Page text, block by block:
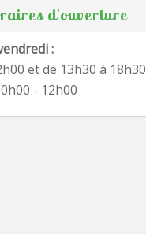
d'ouverture
:
et de 13h30 à 18h30
- 12h00